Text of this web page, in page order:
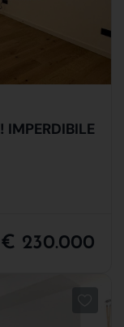
IMPERDIBILE
€ 230.000